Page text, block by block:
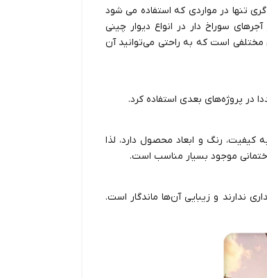
گری تنها در مواردی که استفاده می شود
سوراخ دار در انواع دیوار چینی
مختلفی است که به راحتی می‌توانید آن
در پروژه‌های بعدی استفاده کرد.
رنگ و ابعاد محصول دارد، لذا
موجود بسیار مناسب است.
ندارند و زیبایی آن‌ها ماندگار است.